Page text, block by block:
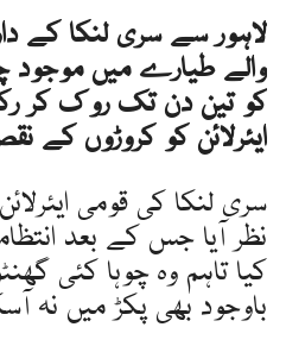
لاہور سے سری لنکا کے
والے طیارے میں موجود
کو تین دن تک روک کر
ایئرلائن کو کروڑوں کے
سری لنکا کی قومی
نظر آیا جس کے بعد
کیا تاہم وہ چوہا کئی
باوجود بھی پکڑ میں نہ